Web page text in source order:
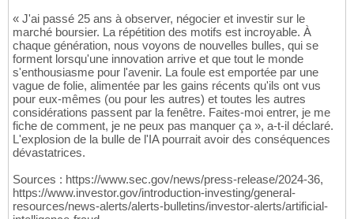
« J'ai passé 25 ans à observer, négocier et investir sur le
marché boursier. La répétition des motifs est incroyable. À
chaque génération, nous voyons de nouvelles bulles, qui se
forment lorsqu'une innovation arrive et que tout le monde
s'enthousiasme pour l'avenir. La foule est emportée par une
vague de folie, alimentée par les gains récents qu'ils ont vus
pour eux-mêmes (ou pour les autres) et toutes les autres
considérations passent par la fenêtre. Faites-moi entrer, je me
fiche de comment, je ne peux pas manquer ça », a-t-il déclaré.
L'explosion de la bulle de l'IA pourrait avoir des conséquences
dévastatrices.
Sources : https://www.sec.gov/news/press-release/2024-36,
https://www.investor.gov/introduction-investing/general-
resources/news-alerts/alerts-bulletins/investor-alerts/artificial-